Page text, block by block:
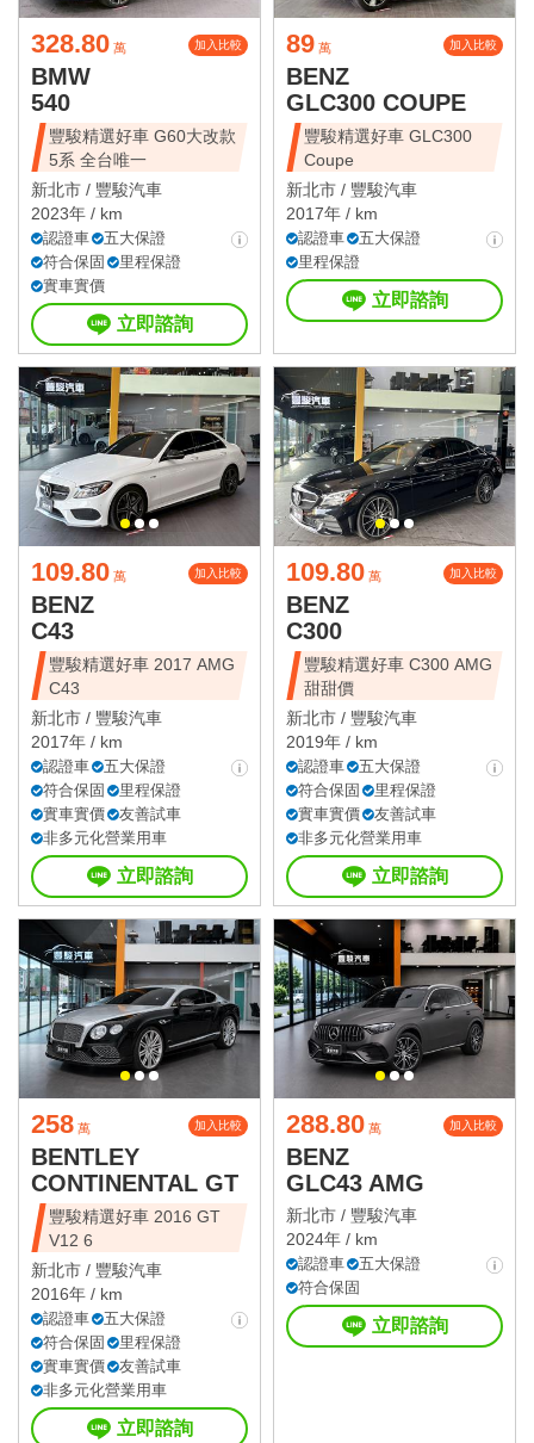
328.80 萬 加入比較
BMW
540
豐駿精選好車 G60大改款
5系 全台唯一
新北市 / 豐駿汽車
2023年 / km
認證車
五大保證
符合保固
里程保證
實車實價
立即諮詢
89 萬 加入比較
BENZ
GLC300 COUPE
豐駿精選好車 GLC300
Coupe
新北市 / 豐駿汽車
2017年 / km
認證車
五大保證
里程保證
立即諮詢
109.80 萬 加入比較
BENZ
C43
豐駿精選好車 2017 AMG
C43
新北市 / 豐駿汽車
2017年 / km
認證車
五大保證
符合保固
里程保證
實車實價
友善試車
非多元化營業用車
立即諮詢
109.80 萬 加入比較
BENZ
C300
豐駿精選好車 C300 AMG
甜甜價
新北市 / 豐駿汽車
2019年 / km
認證車
五大保證
符合保固
里程保證
實車實價
友善試車
非多元化營業用車
立即諮詢
258 萬 加入比較
BENTLEY
CONTINENTAL GT
豐駿精選好車 2016 GT
V12 6
新北市 / 豐駿汽車
2016年 / km
認證車
五大保證
符合保固
里程保證
實車實價
友善試車
非多元化營業用車
立即諮詢
288.80 萬 加入比較
BENZ
GLC43 AMG
新北市 / 豐駿汽車
2024年 / km
認證車
五大保證
符合保固
立即諮詢